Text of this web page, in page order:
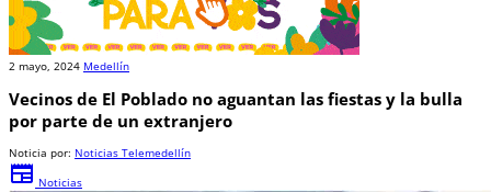
2 mayo, 2024 Medellín
Vecinos de El Poblado no aguantan las fiestas y la bulla
por parte de un extranjero
Noticia por: Noticias Telemedellín
newspaper Noticias